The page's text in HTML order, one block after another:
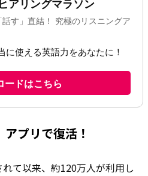
プリで復活！
て以来、約120万人が利用し